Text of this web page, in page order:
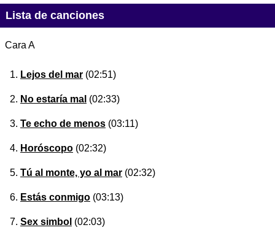
Lista de canciones
Cara A
Lejos del mar (02:51)
No estaría mal (02:33)
Te echo de menos (03:11)
Horóscopo (02:32)
Tú al monte, yo al mar (02:32)
Estás conmigo (03:13)
Sex simbol (02:03)